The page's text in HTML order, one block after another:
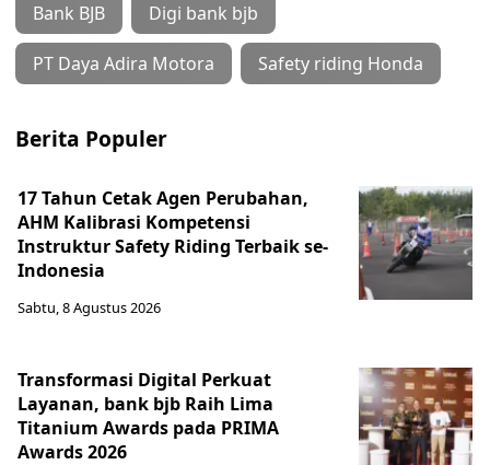
Bank BJB Digi bank bjb
PT Daya Adira Motora Safety riding Honda
Berita Populer
17 Tahun Cetak Agen Perubahan,
AHM Kalibrasi Kompetensi
Instruktur Safety Riding Terbaik se-
Indonesia
Sabtu, 8 Agustus 2026
Transformasi Digital Perkuat
Layanan, bank bjb Raih Lima
Titanium Awards pada PRIMA
Awards 2026